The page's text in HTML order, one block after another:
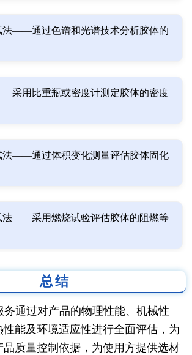
法——通过色谱和光谱技术分析胶体的
采用比重瓶或密度计测定胶体的密度
法——通过体积变化测量评估胶体固化
法——采用燃烧试验评估胶体的阻燃等
总结
务通过对产品的物理性能、机械性
能及环境适应性进行全面评估，为
质量控制依据，为使用方提供选材